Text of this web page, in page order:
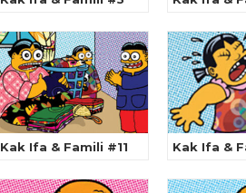
Kak Ifa & Famili #11 Kak Ifa &